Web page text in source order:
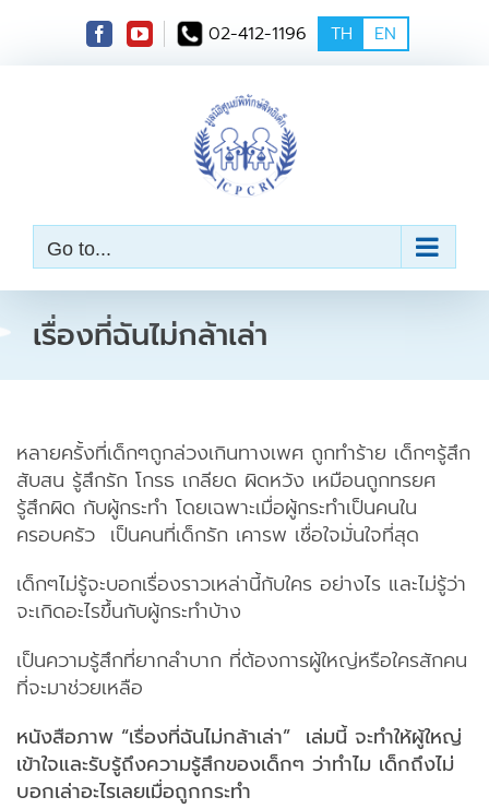
t
02-412-1196 TH EN
Go to...
เรื่องที่ฉันไม่กล้าเล่า
หลายครั้งที่เด็กๆถูกล่วงเกินทางเพศ ถูกทำร้าย เด็กๆรู้สึก
สับสน รู้สึกรัก โกรธ เกลียด ผิดหวัง เหมือนถูกทรยศ
รู้สึกผิด กับผู้กระทำ โดยเฉพาะเมื่อผู้กระทำเป็นคนใน
ครอบครัว เป็นคนที่เด็กรัก เคารพ เชื่อใจมั่นใจที่สุด
เด็กๆไม่รู้จะบอกเรื่องราวเหล่านี้กับใคร อย่างไร และไม่รู้ว่า
จะเกิดอะไรขึ้นกับผู้กระทำบ้าง
เป็นความรู้สึกที่ยากลำบาก ที่ต้องการผู้ใหญ่หรือใครสักคน
ที่จะมาช่วยเหลือ
หนังสือภาพ “เรื่องที่ฉันไม่กล้าเล่า” เล่มนี้ จะทำให้ผู้ใหญ่
เข้าใจและรับรู้ถึงความรู้สึกของเด็กๆ ว่าทำไม เด็กถึงไม่
บอกเล่าอะไรเลยเมื่อถูกกระทำ